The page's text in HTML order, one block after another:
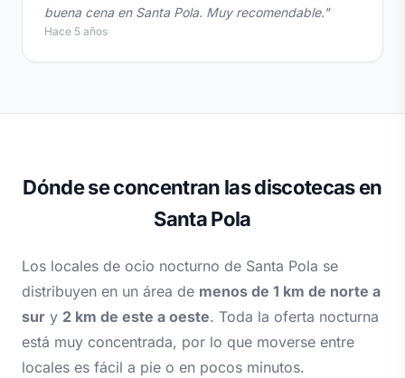
buena cena en Santa Pola. Muy recomendable."
Hace 5 años
Dónde se concentran las discotecas en
Santa Pola
Los locales de ocio nocturno de Santa Pola se
distribuyen en un área de menos de 1 km de norte a
sur y 2 km de este a oeste. Toda la oferta nocturna
está muy concentrada, por lo que moverse entre
locales es fácil a pie o en pocos minutos.